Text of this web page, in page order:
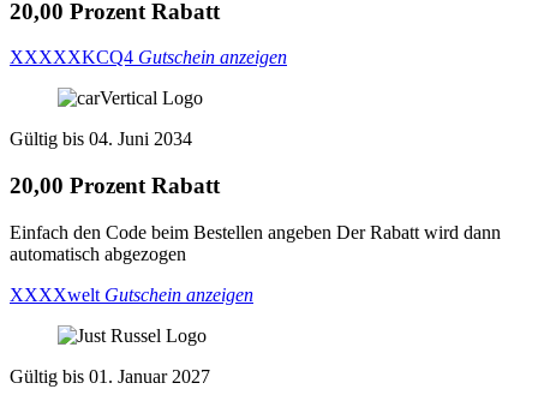
20,00 Prozent Rabatt
XXXXXKCQ4 Gutschein anzeigen
Gültig bis 04. Juni 2034
20,00 Prozent Rabatt
Einfach den Code beim Bestellen angeben Der Rabatt wird dann
automatisch abgezogen
XXXXwelt Gutschein anzeigen
Gültig bis 01. Januar 2027